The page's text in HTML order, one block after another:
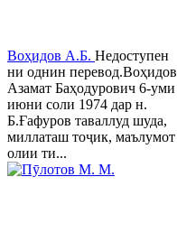
Воҳидов А.Б. Недоступен
ни однин перевод.Воҳидов
Азамат Баҳодурович 6-уми
июни соли 1974 дар н.
Б.Ғафуров таваллуд шуда,
миллаташ тоҷик, маълумот
олии ти...